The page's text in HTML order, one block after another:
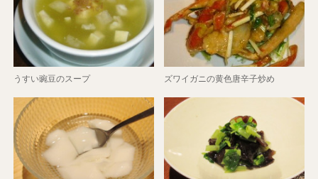
うすい豌豆のスープ ズワイガニの黄色唐辛子炒め